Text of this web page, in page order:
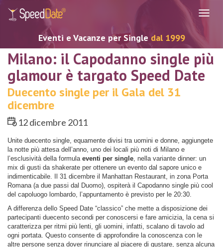
Eventi e Vacanze per Single dal 1999
Milano: il Capodanno single più
glamour è targato Speed Date
Duecento single per il Gala del 31
dicembre
12 dicembre 2011
Unite duecento single, equamente divisi tra uomini e donne, aggiungete
la notte più attesa dell’anno, uno dei locali più noti di Milano e
l’esclusività della formula eventi per single, nella variante dinner: un
mix di gusti da shakerate per ottenere un evento dal sapore unico e
indimenticabile. Il 31 dicembre il Manhattan Restaurant, in zona Porta
Romana (a due passi dal Duomo), ospiterà il Capodanno single più cool
del capoluogo lombardo, l’appuntamento è previsto per le 20:30.
A differenza dello Speed Date “classico” che mette a disposizione dei
partecipanti duecento secondi per conoscersi e fare amicizia, la cena si
caratterizza per ritmi più lenti, gli uomini, infatti, scalano di tavolo ad
ogni portata. Questo consente di approfondire la conoscenza con le
altre persone senza dover rinunciare al piacere di gustare, senza alcuna